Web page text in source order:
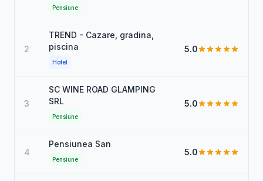
Pensiune
2
TREND - Cazare, gradina,
piscina
Hotel
5.0
3
SC WINE ROAD GLAMPING
SRL
Pensiune
5.0
4
Pensiunea San
Pensiune
5.0